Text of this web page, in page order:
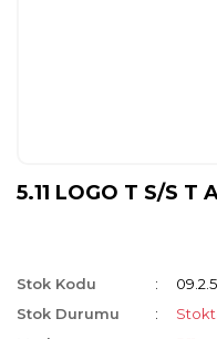
5.11 LOGO T S/S T
Stok Kodu
Stok Durumu